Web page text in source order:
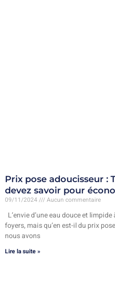
Prix pose adoucisseur :
devez savoir pour
09/11/2024 Aucun commentaire
L’envie d’une eau douce et
foyers, mais qu’en est-il du prix
nous avons
Lire la suite »